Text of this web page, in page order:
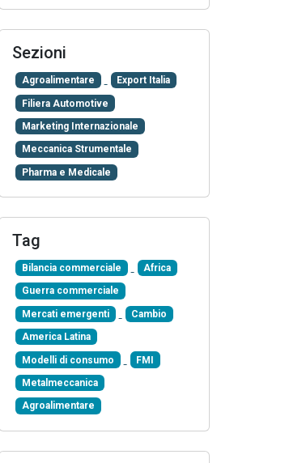
Sezioni
Agroalimentare Export Italia
Filiera Automotive
Marketing Internazionale
Meccanica Strumentale
Pharma e Medicale
Tag
Bilancia commerciale Africa
Guerra commerciale
Mercati emergenti Cambio
America Latina
Modelli di consumo FMI
Metalmeccanica
Agroalimentare